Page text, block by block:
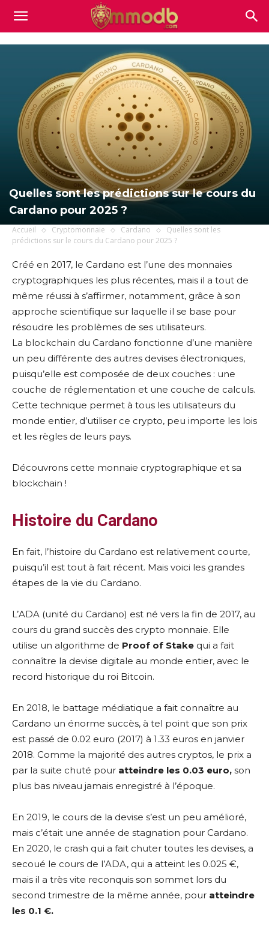
Mmodb.com
Quelles sont les prédictions sur le cours du
Cardano pour 2025 ?
Accueil Cryptomonnaie Cardano
Quelles sont les
prédictions sur le cours du Cardano pour 2025 ?
Créé en 2017, le Cardano est l’une des monnaies
cryptographiques les plus récentes, mais il a tout de
même réussi à s’affirmer, notamment, grâce à son
approche scientifique sur laquelle il se base pour
résoudre les problèmes de ses utilisateurs.
La blockchain du Cardano fonctionne d’une manière
un peu différente des autres devises électroniques,
puisqu’elle est composée de deux couches : une
couche de réglementation et une couche de calculs.
Cette technique permet à tous les utilisateurs du
monde entier, d’utiliser ce crypto, peu importe les lois
et les règles de leurs pays.
Découvrons cette monnaie cryptographique et sa
blockchain !
Histoire du Cardano
En fait, l’histoire du Cardano est relativement courte,
puisqu’il est tout à fait récent. Mais voici les grandes
étapes de la vie du Cardano.
L’ADA (unité du Cardano) est né vers la fin de 2017, au
cours du grand succès des crypto monnaie. Elle
utilise un algorithme de Proof of Stake qui a fait
connaître la devise digitale au monde entier, avec le
record historique du roi Bitcoin.
En 2018, le battage médiatique a fait connaître au
Cardano un énorme succès, à tel point que son prix
est passé de 0.02 euro (2017) à 1.33 euros en janvier
2018. Comme la majorité des autres cryptos, le prix a
par la suite chuté pour atteindre les 0.03 euro, son
plus bas niveau jamais enregistré à l’époque.
En 2019, le cours de la devise s’est un peu amélioré,
mais c’était une année de stagnation pour Cardano.
En 2020, le crash qui a fait chuter toutes les devises, a
secoué le cours de l’ADA, qui a atteint les 0.025 €,
mais il a très vite reconquis son sommet lors du
second trimestre de la même année, pour atteindre
les 0.1 €.